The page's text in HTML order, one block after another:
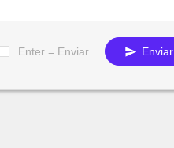
Enter = Enviar Enviar